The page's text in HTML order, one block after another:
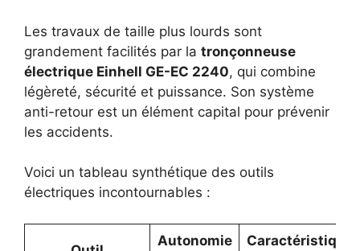
Les travaux de taille plus lourds sont
grandement facilités par la tronçonneuse
électrique Einhell GE-EC 2240, qui combine
légèreté, sécurité et puissance. Son système
anti-retour est un élément capital pour prévenir
les accidents.
Voici un tableau synthétique des outils
électriques incontournables :
Autonomie
Caractéristique